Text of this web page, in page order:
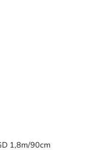
1,8m/90cm